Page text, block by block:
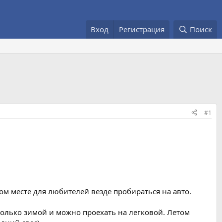
Вход Регистрация Поиск
#1
месте для любителей везде пробираться на авто.
зимой и можно проехать на легковой. Летом